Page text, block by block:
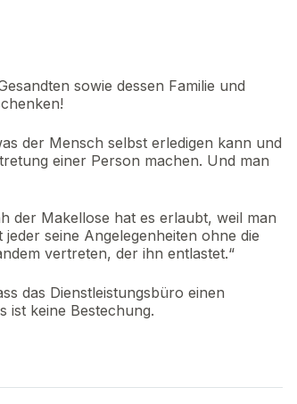
sowie dessen Familie und
der Mensch selbst erledigen kann und
einer Person machen. Und man
der Makellose hat es erlaubt, weil man
seine Angelegenheiten ohne die
vertreten, der ihn entlastet.“
das Dienstleistungsbüro einen
ist keine Bestechung.